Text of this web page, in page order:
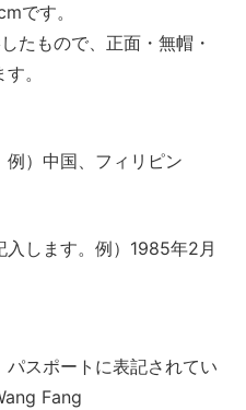
です。
たもので、正面・無帽・
。
）中国、フィリピン
します。例）1985年2月
スポートに表記されてい
Fang